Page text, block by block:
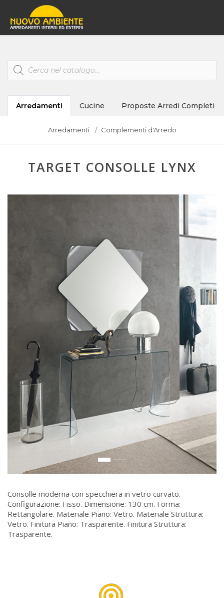
Products
search
Arredamenti Cucine Proposte Arredi Completi
Arredamenti Complementi d'Arredo
TARGET CONSOLLE LYNX
Consolle moderna con specchiera in vetro curvato.
Configurazione: Fisso. Dimensione: 130 cm. Forma:
Rettangolare. Materiale Piano: Vetro. Materiale Struttura:
Vetro. Finitura Piano: Trasparente. Finitura Struttura:
Trasparente.